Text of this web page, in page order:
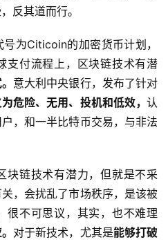
反其道而行。
为Citicoin的加密货币计划，
支付流程上，区块链技术有潜
意大利中央银行，发布了针对
危险、无用、投机和低效，认
，和一半比特币交易，与非法
块链技术有潜力，但就是不采
，会扰乱了市场秩序，是该被
很不可思议，其实，也不难理
对于新技术，尤其是能够打破